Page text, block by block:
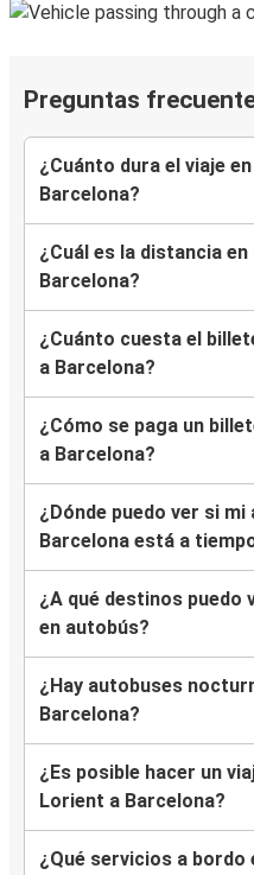
Preguntas
¿Cuánto dura el viaje
Barcelona?
¿Cuál es la distancia
Barcelona?
¿Cuánto cuesta el
a Barcelona?
¿Cómo se paga un
a Barcelona?
¿Dónde puedo ver si
Barcelona está a
¿A qué destinos puedo
en autobús?
¿Hay autobuses
Barcelona?
¿Es posible hacer un
Lorient a Barcelona?
¿Qué servicios a bordo